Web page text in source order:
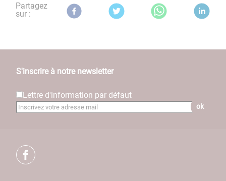
Partagez
sur :
S'inscrire à notre newsletter
Lettre d'information par défaut
ok